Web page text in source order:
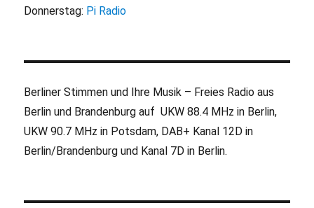
Donnerstag: Pi Radio
Berliner Stimmen und Ihre Musik – Freies Radio aus
Berlin und Brandenburg auf UKW 88.4 MHz in Berlin,
UKW 90.7 MHz in Potsdam, DAB+ Kanal 12D in
Berlin/Brandenburg und Kanal 7D in Berlin.